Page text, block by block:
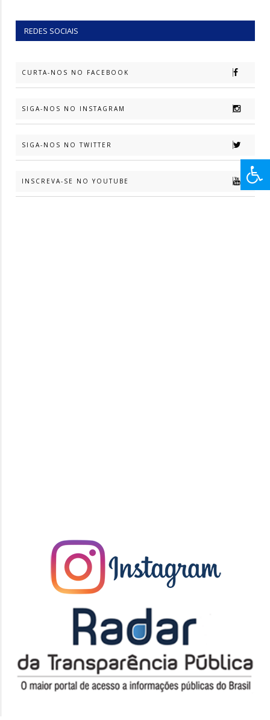
REDES SOCIAIS
CURTA-NOS NO FACEBOOK
SIGA-NOS NO INSTAGRAM
SIGA-NOS NO TWITTER
INSCREVA-SE NO YOUTUBE